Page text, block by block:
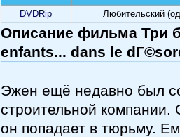
DVDRip Любительский
Описание фильма Три
enfants... dans le
Эжен ещё недавно был
строительной компании.
он попадает в тюрьму.